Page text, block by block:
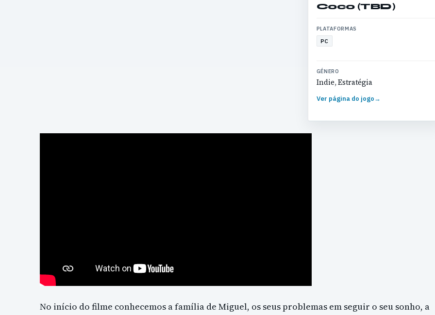
Coco (TBD)
PLATAFORMAS
PC
GÉNERO
Indie, Estratégia
Ver página do jogo→
No início do filme conhecemos a família de Miguel, os seus problemas em seguir o seu sonho, a